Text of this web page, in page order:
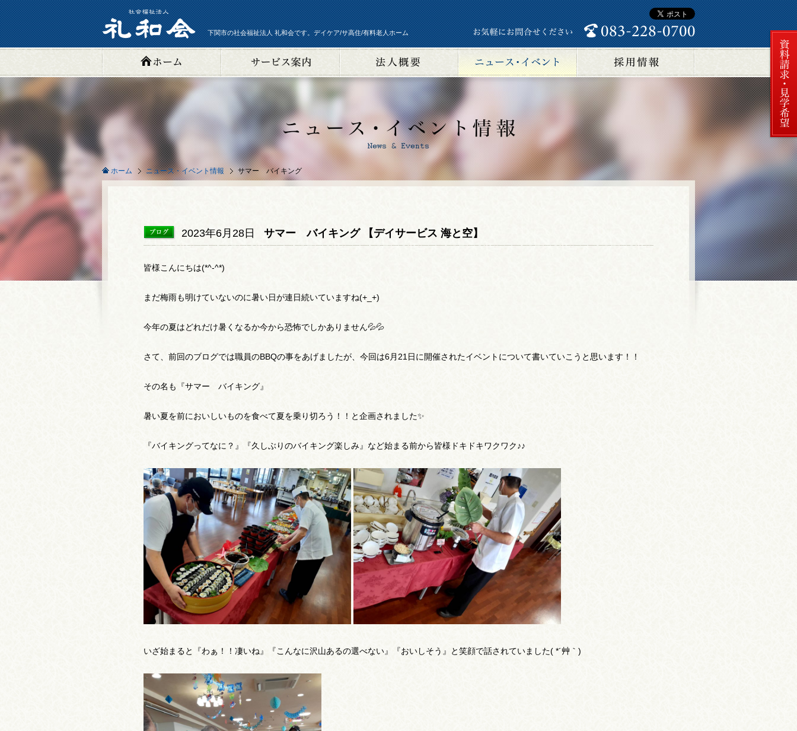
下関市の社会福祉法人 礼和会です。デイケア/サ高住/有料老人ホーム
ホーム ニュース・イベント情報 サマー バイキング
2023年6月28日 サマー バイキング 【デイサービス 海と空】
皆様こんにちは(*^-^*)
まだ梅雨も明けていないのに暑い日が連日続いていますね(+_+)
今年の夏はどれだけ暑くなるか今から恐怖でしかありません💦💦
さて、前回のブログでは職員のBBQの事をあげましたが、今回は6月21日に開催されたイベントについて書いていこうと思います！！
その名も『サマー バイキング』
暑い夏を前においしいものを食べて夏を乗り切ろう！！と企画されました✨
『バイキングってなに？』『久しぶりのバイキング楽しみ』など始まる前から皆様ドキドキワクワク♪♪
いざ始まると『わぁ！！凄いね』『こんなに沢山あるの選べない』『おいしそう』と笑顔で話されていました( *´艸｀)